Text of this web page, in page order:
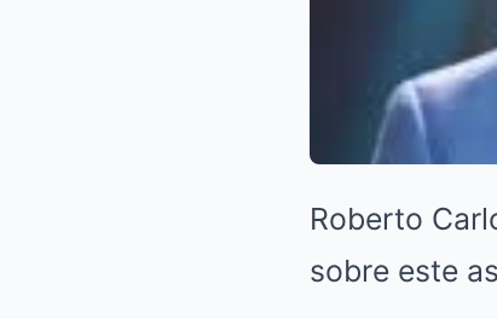
Roberto
sobre este